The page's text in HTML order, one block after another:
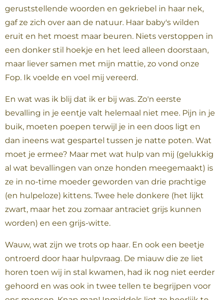
geruststellende woorden en gekriebel in haar nek,
gaf ze zich over aan de natuur. Haar baby's wilden
eruit en het moest maar beuren. Niets verstoppen in
een donker stil hoekje en het leed alleen doorstaan,
maar liever samen met mijn mattie, zo vond onze
Fop. Ik voelde en voel mij vereerd.
En wat was ik blij dat ik er bij was. Zo'n eerste
bevalling in je eentje valt helemaal niet mee. Pijn in je
buik, moeten poepen terwijl je in een doos ligt en
dan ineens wat gespartel tussen je natte poten. Wat
moet je ermee? Maar met wat hulp van mij (gelukkig
al wat bevallingen van onze honden meegemaakt) is
ze in no-time moeder geworden van drie prachtige
(en hulpeloze) kittens. Twee hele donkere (het lijkt
zwart, maar het zou zomaar antraciet grijs kunnen
worden) en een grijs-witte.
Wauw, wat zijn we trots op haar. En ook een beetje
ontroerd door haar hulpvraag. De miauw die ze liet
horen toen wij in stal kwamen, had ik nog niet eerder
gehoord en was ook in twee tellen te begrijpen voor